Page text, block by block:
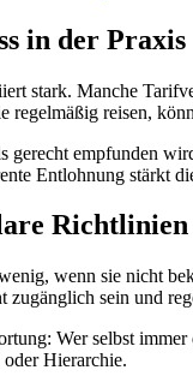
in der Praxis
stark. Manche
regelmäßig reisen,
gerecht empfunden
Entlohnung stärkt
Richtlinien
wenn sie nicht
zugänglich sein und
Wer selbst
Hierarchie.